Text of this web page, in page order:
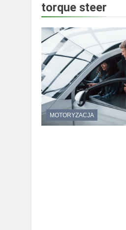
torque steer
MOTORYZACJA